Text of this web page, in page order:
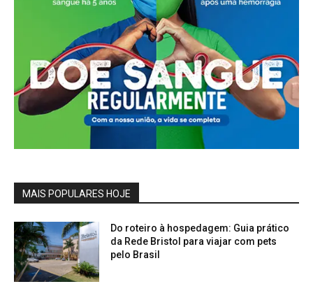
MAIS POPULARES HOJE
Do roteiro à hospedagem: Guia prático
da Rede Bristol para viajar com pets
pelo Brasil